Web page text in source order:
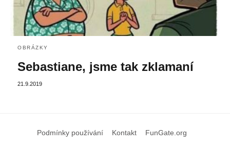
OBRÁZKY
Sebastiane, jsme tak zklamaní
21.9.2019
Podmínky používání Kontakt FunGate.org